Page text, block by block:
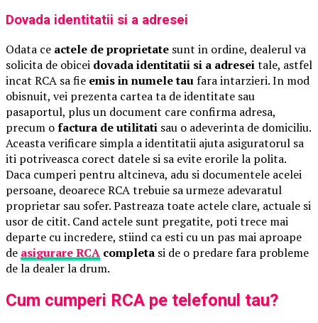
Dovada identitatii si a adresei
Odata ce actele de proprietate sunt in ordine, dealerul va
solicita de obicei dovada identitatii si a adreseitale, astfel
incat RCA sa fie emis in numele taufara intarzieri. In mod
obisnuit, vei prezenta cartea ta de identitate sau
pasaportul, plus un document care confirma adresa,
precum ofactura de utilitati sau o adeverinta de domiciliu.
Aceasta verificare simpla a identitatii ajuta asiguratorul sa
iti potriveasca corect datele si sa evite erorile la polita.
Daca cumperi pentru altcineva, adu si documentele acelei
persoane, deoarece RCA trebuie sa urmeze adevaratul
proprietar sau sofer. Pastreaza toate actele clare, actuale si
usor de citit. Cand actele sunt pregatite, poti trece mai
departe cu incredere, stiind ca esti cu un pas mai aproape
de asigurare RCA completa si de o predare fara probleme
de la dealer la drum.
Cum cumperi RCA pe telefonul tau?